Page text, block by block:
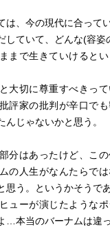
は、今の現代に合って
していて、どんな(容姿
まで生きていけると
大切に尊重すべきっ
評家の批判が辛口で
じゃないかと思う。
分はあったけど、この
の人生がなんたらで
思う。というかそうで
ューが演じたような
…本当のバーナムは違